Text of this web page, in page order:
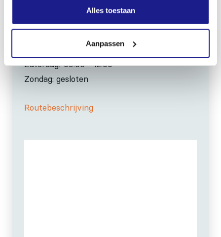
Alles toestaan
Aanpassen
Maandag t/m vrijdag: 07:30 - 17:00
Zaterdag: 09:00 - 12:00
Zondag: gesloten
Routebeschrijving